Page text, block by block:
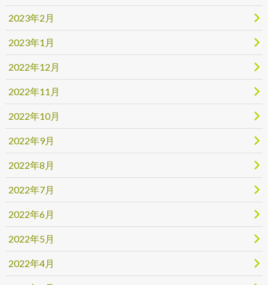
2023年2月
2023年1月
2022年12月
2022年11月
2022年10月
2022年9月
2022年8月
2022年7月
2022年6月
2022年5月
2022年4月